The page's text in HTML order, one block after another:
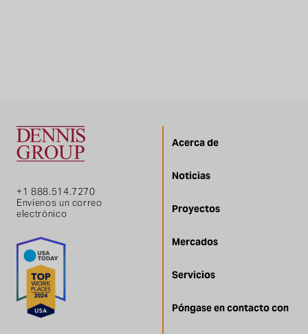
+1 888.514.7270
Envíenos un correo
electrónico
Acerca de
Noticias
Proyectos
Mercados
Servicios
Póngase en contacto con